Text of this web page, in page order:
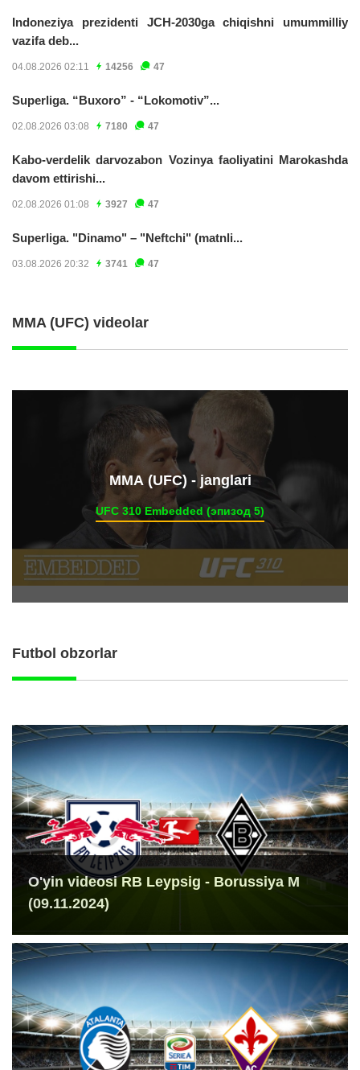
Indoneziya prezidenti JCH-2030ga chiqishni umummilliy
vazifa deb...
04.08.2026 02:11 14256 47
Superliga. “Buxoro” - “Lokomotiv”...
02.08.2026 03:08 7180 47
Kabo-verdelik darvozabon Vozinya faoliyatini Marokashda
davom ettirishi...
02.08.2026 01:08 3927 47
Superliga. "Dinamo" – "Neftchi" (matnli...
03.08.2026 20:32 3741 47
MMA (UFC) videolar
ММА (UFC) - janglari
UFC 310 Embedded (эпизод 5)
Futbol obzorlar
O'yin videosi RB Leypsig - Borussiya M
(09.11.2024)